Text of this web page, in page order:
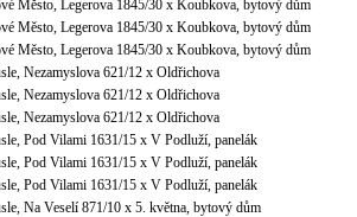
Město, Legerova 1845/30 x Koubkova, bytový dům
Město, Legerova 1845/30 x Koubkova, bytový dům
Město, Legerova 1845/30 x Koubkova, bytový dům
Nezamyslova 621/12 x Oldřichova
Nezamyslova 621/12 x Oldřichova
Nezamyslova 621/12 x Oldřichova
Pod Vilami 1631/15 x V Podluží, panelák
Pod Vilami 1631/15 x V Podluží, panelák
Pod Vilami 1631/15 x V Podluží, panelák
Na Veselí 871/10 x 5. května, bytový dům